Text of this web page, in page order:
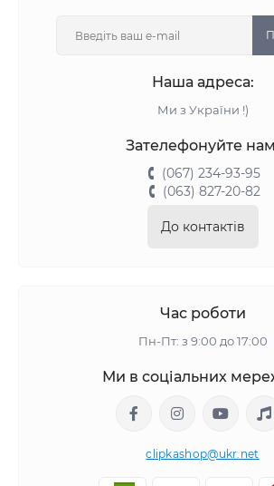
Наша адреса:
Ми з України !)
Зателефонуйте
(067) 234-93-95
(063) 827-20-82
До контактів
Час роботи
Пн-Пт: з 9:00 до 17:00
Ми в соціальних
clipkashop@ukr.net